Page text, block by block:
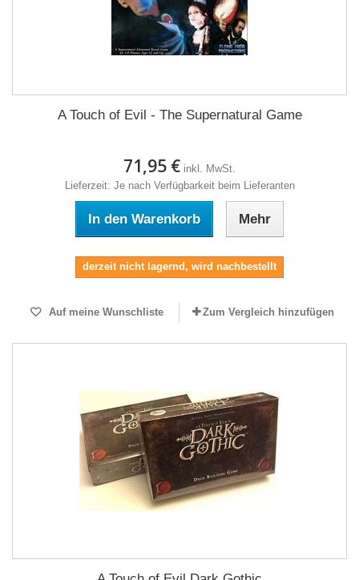
A Touch of Evil - The Supernatural Game
71,95 € inkl. MwSt.
Lieferzeit: Je nach Verfügbarkeit beim Lieferanten
In den Warenkorb Mehr
derzeit nicht lagernd, wird nachbestellt
Auf meine Wunschliste Zum Vergleich hinzufügen